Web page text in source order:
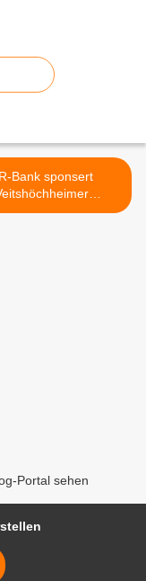
Bank sponsert
Lesenetzwerk >
Portal sehen